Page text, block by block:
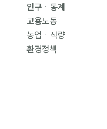
인구ㆍ통계
고용노동
농업ㆍ식량
환경정책